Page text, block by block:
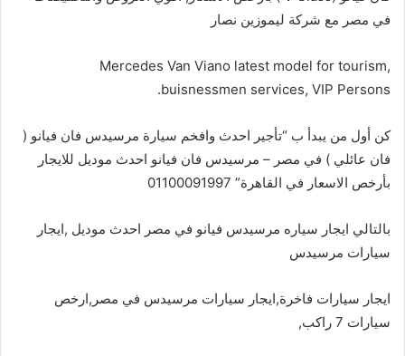
في مصر مع شركة ليموزين نصار
Mercedes Van Viano latest model for tourism,
buisnessmen services, VIP Persons.
كن أول من يبدأ ب “تأجير احدث وافخم سيارة مرسيدس فان فيانو (
فان عائلي ) في مصر – مرسيدس فان فيانو احدث موديل للايجار
بأرخص الاسعار في القاهرة” 01100091997
بالتالي ايجار سياره مرسيدس فيانو في مصر احدث موديل ,ايجار
سيارات مرسيدس
ايجار سيارات فاخرة,ايجار سيارات مرسيدس في مصر,ارخص
سيارات 7 راكب,